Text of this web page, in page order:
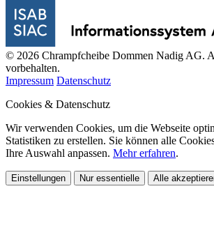
© 2026 Chrampfcheibe Dommen Nadig AG.
vorbehalten.
Impressum Datenschutz
Cookies & Datenschutz
Wir verwenden Cookies, um die Webseite
Statistiken zu erstellen. Sie können alle
Ihre Auswahl anpassen. Mehr erfahren.
Einstellungen Nur essentielle Alle